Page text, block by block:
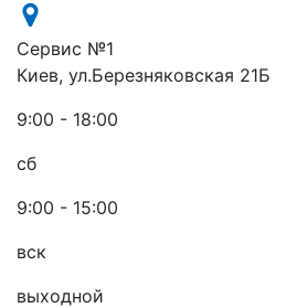
Сервис №1
Киев, ул.Березняковская 21Б
9:00 - 18:00
сб
9:00 - 15:00
вск
выходной